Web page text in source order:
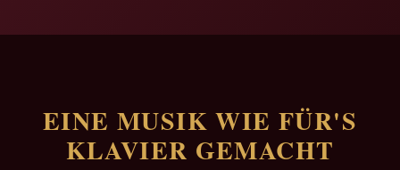
EINE MUSIK WIE FÜR'S
KLAVIER GEMACHT